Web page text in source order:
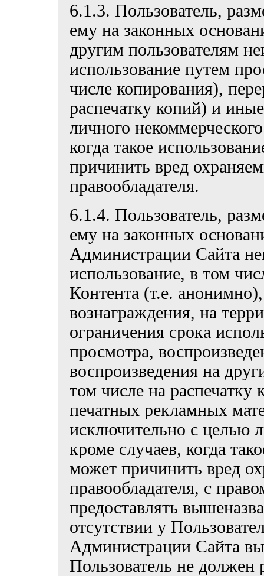
6.1.3. Пользователь,
ему на законных
другим пользователям
использование путем
числе копирования),
распечатку копий) и
личного
когда такое
причинить вред
правообладателя.
6.1.4. Пользователь,
ему на законных
Администрации Сайта
использование, в том
Контента (т.е.
вознаграждения, на
ограничения срока
просмотра,
воспроизведения на
том числе на распечатку
печатных рекламных
исключительно с целью
кроме случаев, когда
может причинить вред
правообладателя, с
предоставлять
отсутствии у
Администрации Сайта
Пользователь не должен